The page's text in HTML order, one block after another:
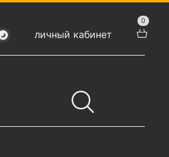
личный кабинет
0